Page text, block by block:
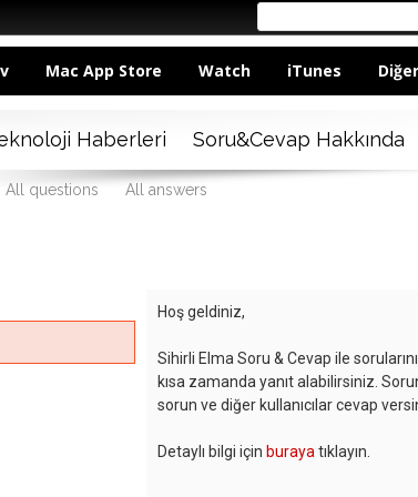
Mac App Store Watch iTunes Diğer
Haberleri Soru&Cevap Hakkında
All questions All answers
Hoş geldiniz,
Sihirli Elma Soru & Cevap ile
kısa zamanda yanıt alabilirsiniz.
sorun ve diğer kullanıcılar cevap
Detaylı bilgi için buraya tıklayın.